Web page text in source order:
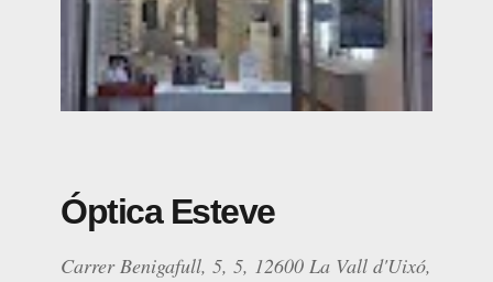
Óptica Esteve
Carrer Benigafull, 5, 5, 12600 La Vall d'Uixó,